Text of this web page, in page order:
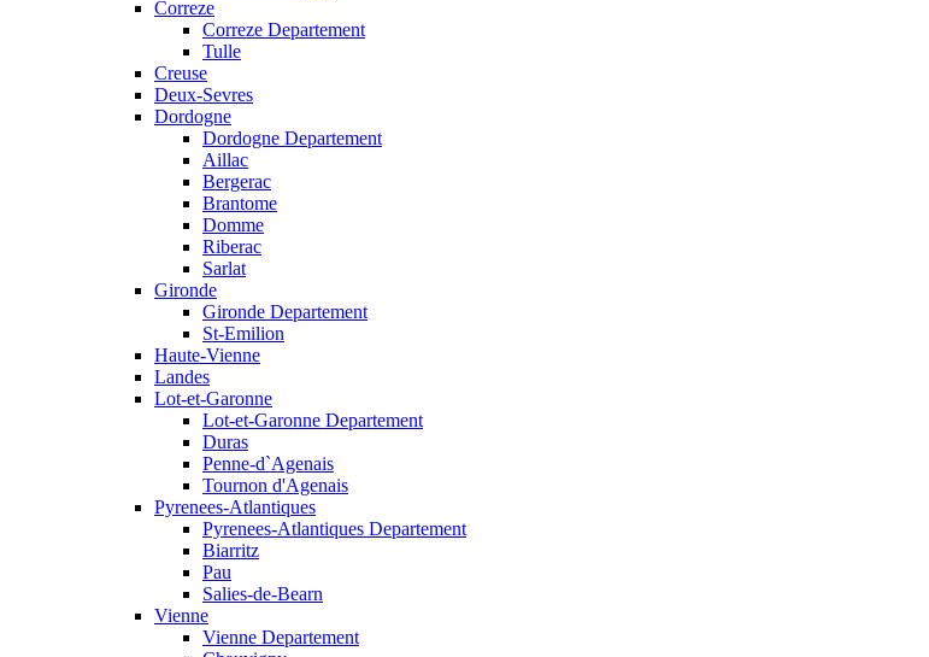
Correze
Correze Departement
Tulle
Creuse
Deux-Sevres
Dordogne
Dordogne Departement
Aillac
Bergerac
Brantome
Domme
Riberac
Sarlat
Gironde
Gironde Departement
St-Emilion
Haute-Vienne
Landes
Lot-et-Garonne
Lot-et-Garonne Departement
Duras
Penne-d`Agenais
Tournon d'Agenais
Pyrenees-Atlantiques
Pyrenees-Atlantiques Departement
Biarritz
Pau
Salies-de-Bearn
Vienne
Vienne Departement